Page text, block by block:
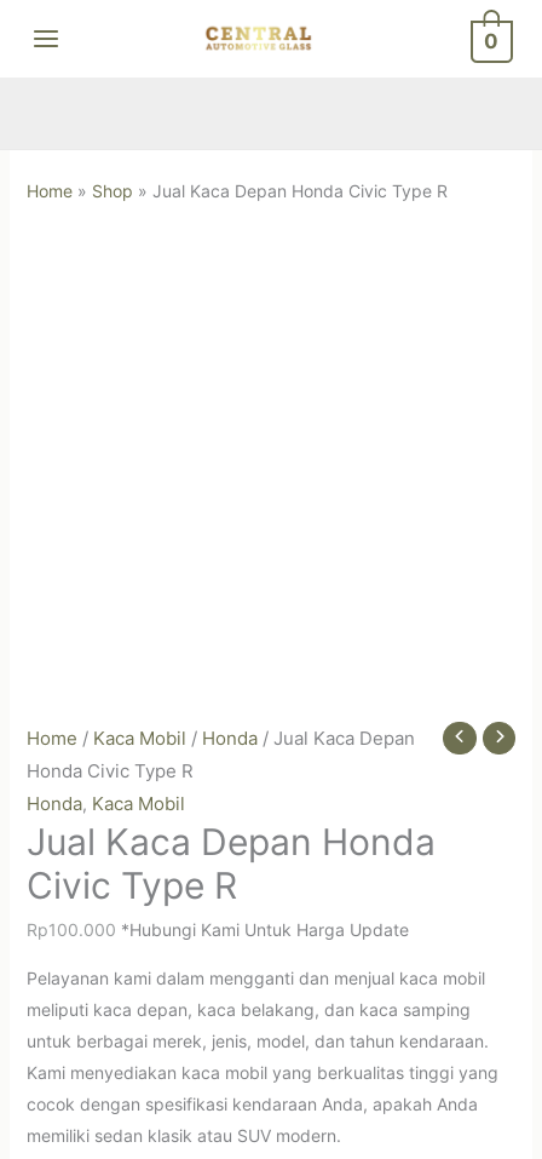
0
Home» Shop » Jual Kaca Depan Honda Civic Type R
Home / Kaca Mobil / Honda/ Jual Kaca Depan
Honda Civic Type R
Honda, Kaca Mobil
Jual Kaca Depan Honda
Civic Type R
Rp100.000 *Hubungi Kami Untuk Harga Update
Pelayanan kami dalam mengganti dan menjual kaca mobil
meliputi kaca depan, kaca belakang, dan kaca samping
untuk berbagai merek, jenis, model, dan tahun kendaraan.
Kami menyediakan kaca mobil yang berkualitas tinggi yang
cocok dengan spesifikasi kendaraan Anda, apakah Anda
memiliki sedan klasik atau SUV modern.